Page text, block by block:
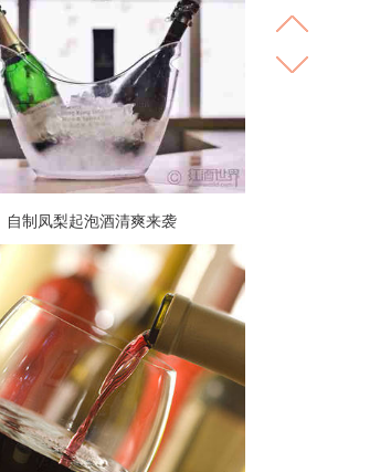
自制凤梨起泡酒清爽来袭